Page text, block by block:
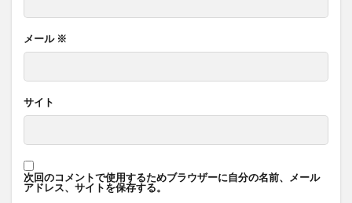
メール ※
サイト
次回のコメントで使用するためブラウザーに自分の名前、メール
アドレス、サイトを保存する。